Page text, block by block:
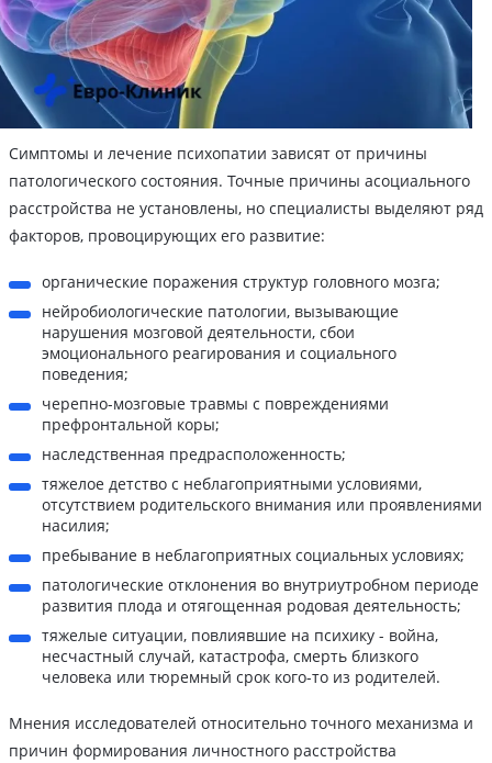
Симптомы и лечение психопатии зависят от причины
патологического состояния. Точные причины асоциального
расстройства не установлены, но специалисты выделяют ряд
факторов, провоцирующих его развитие:
органические поражения структур головного мозга;
нейробиологические патологии, вызывающие
нарушения мозговой деятельности, сбои
эмоционального реагирования и социального
поведения;
черепно-мозговые травмы с повреждениями
префронтальной коры;
наследственная предрасположенность;
тяжелое детство с неблагоприятными условиями,
отсутствием родительского внимания или проявлениями
насилия;
пребывание в неблагоприятных социальных условиях;
патологические отклонения во внутриутробном периоде
развития плода и отягощенная родовая деятельность;
тяжелые ситуации, повлиявшие на психику - война,
несчастный случай, катастрофа, смерть близкого
человека или тюремный срок кого-то из родителей.
Мнения исследователей относительно точного механизма и
причин формирования личностного расстройства